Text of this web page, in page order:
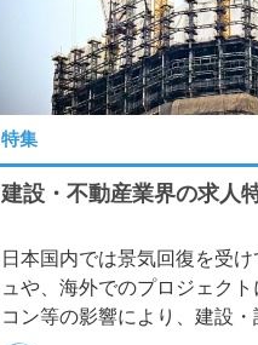
特集
建設・不動産業界の求人
日本国内では景気回復を受
ュや、海外でのプロジェク
コン等の影響により、建設